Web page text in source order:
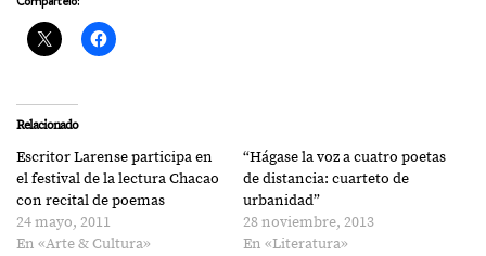
Relacionado
Escritor Larense participa en
el festival de la lectura Chacao
con recital de poemas
24 mayo, 2011
En «Arte & Cultura»
“Hágase la voz a cuatro poetas
de distancia: cuarteto de
urbanidad”
28 noviembre, 2013
En «Literatura»